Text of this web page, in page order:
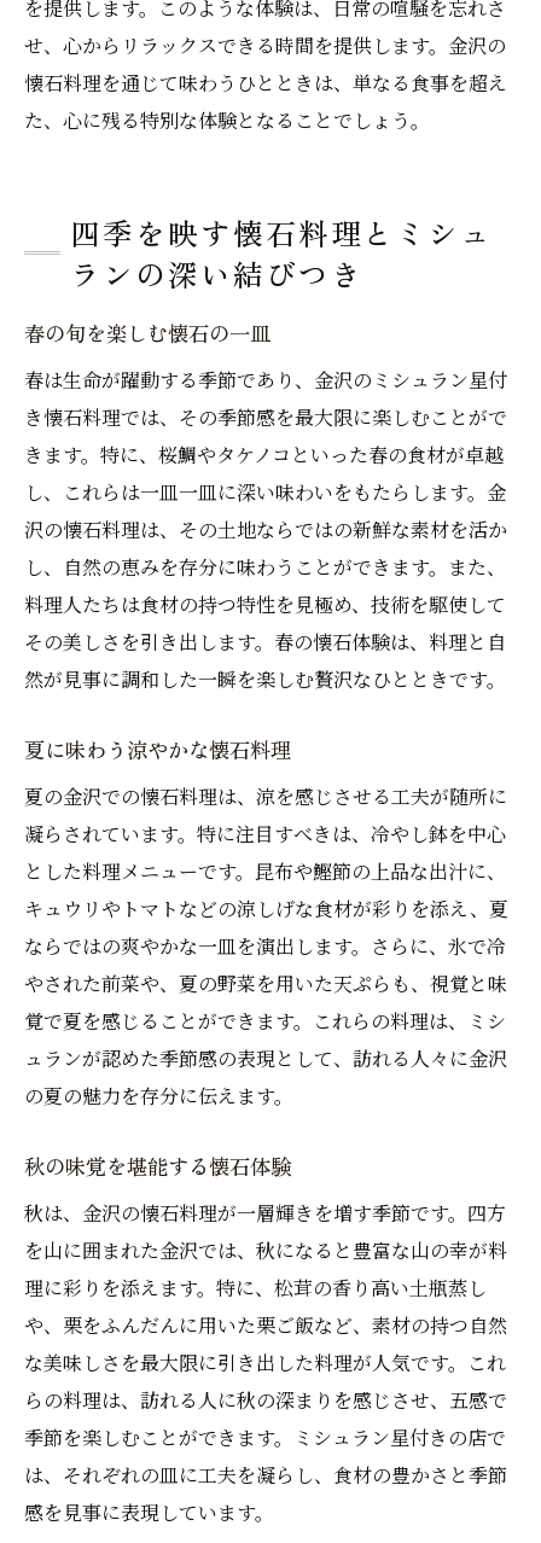
を提供します。このような体験は、日常の喧騒を忘れさ
せ、心からリラックスできる時間を提供します。金沢の
懐石料理を通じて味わうひとときは、単なる食事を超え
た、心に残る特別な体験となることでしょう。
四季を映す懐石料理とミシュ
ランの深い結びつき
春の旬を楽しむ懐石の一皿
春は生命が躍動する季節であり、金沢のミシュラン星付
き懐石料理では、その季節感を最大限に楽しむことがで
きます。特に、桜鯛やタケノコといった春の食材が卓越
し、これらは一皿一皿に深い味わいをもたらします。金
沢の懐石料理は、その土地ならではの新鮮な素材を活か
し、自然の恵みを存分に味わうことができます。また、
料理人たちは食材の持つ特性を見極め、技術を駆使して
その美しさを引き出します。春の懐石体験は、料理と自
然が見事に調和した一瞬を楽しむ贅沢なひとときです。
夏に味わう涼やかな懐石料理
夏の金沢での懐石料理は、涼を感じさせる工夫が随所に
凝らされています。特に注目すべきは、冷やし鉢を中心
とした料理メニューです。昆布や鰹節の上品な出汁に、
キュウリやトマトなどの涼しげな食材が彩りを添え、夏
ならではの爽やかな一皿を演出します。さらに、氷で冷
やされた前菜や、夏の野菜を用いた天ぷらも、視覚と味
覚で夏を感じることができます。これらの料理は、ミシ
ュランが認めた季節感の表現として、訪れる人々に金沢
の夏の魅力を存分に伝えます。
秋の味覚を堪能する懐石体験
秋は、金沢の懐石料理が一層輝きを増す季節です。四方
を山に囲まれた金沢では、秋になると豊富な山の幸が料
理に彩りを添えます。特に、松茸の香り高い土瓶蒸し
や、栗をふんだんに用いた栗ご飯など、素材の持つ自然
な美味しさを最大限に引き出した料理が人気です。これ
らの料理は、訪れる人に秋の深まりを感じさせ、五感で
季節を楽しむことができます。ミシュラン星付きの店で
は、それぞれの皿に工夫を凝らし、食材の豊かさと季節
感を見事に表現しています。